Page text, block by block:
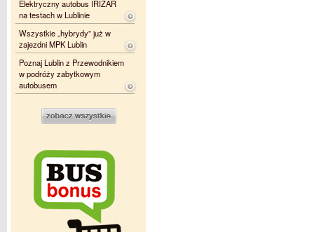
Elektryczny autobus IRIZAR
na testach w Lublinie
Wszystkie „hybrydy” już w
zajezdni MPK Lublin
Poznaj Lublin z Przewodnikiem
w podróży zabytkowym
autobusem